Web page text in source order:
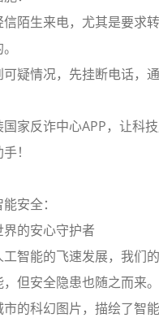
陌生来电，尤其是要求
疑情况，先挂断电话，
家反诈中心APP，让科
！
安全：
界的安心守护者
工智能的飞速发展，我们
，但安全隐患也随之而来
市的科幻图片，描绘了智